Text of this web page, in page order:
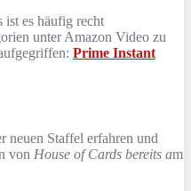
ist es häufig recht
unter Amazon Video zu
Prime Instant
neuen Staffel erfahren und
von House of Cards bereits am